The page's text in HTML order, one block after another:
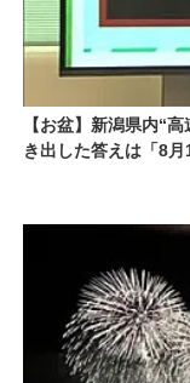
【お盆】新潟県内“
き出した答えは「8